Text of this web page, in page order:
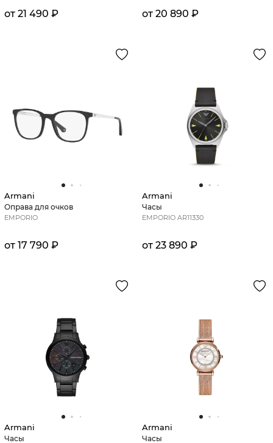
от 21 490 ₽ от 20 890 ₽
Armani
Оправа для очков
EMPORIO
от 17 790 ₽
Armani
Часы
EMPORIO AR11330
от 23 890 ₽
Armani
Часы
Armani
Часы